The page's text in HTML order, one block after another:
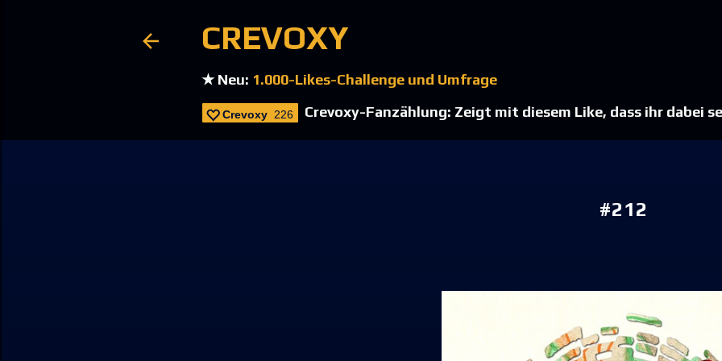
CREVOXY
★ Neu: 1.000-Likes-Challenge und Umfrage
Crevoxy 226 Crevoxy-Fanzählung: Zeigt mit diesem Like, dass ihr dabei
#212